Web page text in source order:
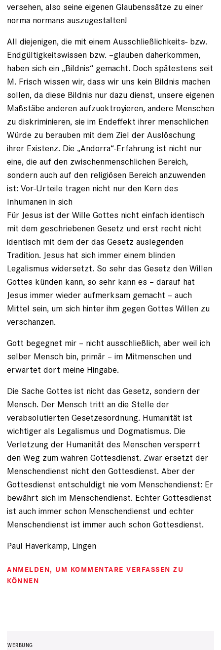
versehen, also seine eigenen Glaubenssätze zu einer
norma normans auszugestalten!
All diejenigen, die mit einem Ausschließlichkeits- bzw.
Endgültigkeitswissen bzw. –glauben daherkommen,
haben sich ein „Bildnis“ gemacht. Doch spätestens seit
M. Frisch wissen wir, dass wir uns kein Bildnis machen
sollen, da diese Bildnis nur dazu dienst, unsere eigenen
Maßstäbe anderen aufzuoktroyieren, andere Menschen
zu diskriminieren, sie im Endeffekt ihrer menschlichen
Würde zu berauben mit dem Ziel der Auslöschung
ihrer Existenz. Die „Andorra“-Erfahrung ist nicht nur
eine, die auf den zwischenmenschlichen Bereich,
sondern auch auf den religiösen Bereich anzuwenden
ist: Vor-Urteile tragen nicht nur den Kern des
Inhumanen in sich
Für Jesus ist der Wille Gottes nicht einfach identisch
mit dem geschriebenen Gesetz und erst recht nicht
identisch mit dem der das Gesetz auslegenden
Tradition. Jesus hat sich immer einem blinden
Legalismus widersetzt. So sehr das Gesetz den Willen
Gottes künden kann, so sehr kann es – darauf hat
Jesus immer wieder aufmerksam gemacht – auch
Mittel sein, um sich hinter ihm gegen Gottes Willen zu
verschanzen.
Gott begegnet mir – nicht ausschließlich, aber weil ich
selber Mensch bin, primär – im Mitmenschen und
erwartet dort meine Hingabe.
Die Sache Gottes ist nicht das Gesetz, sondern der
Mensch. Der Mensch tritt an die Stelle der
verabsolutierten Gesetzesordnung. Humanität ist
wichtiger als Legalismus und Dogmatismus. Die
Verletzung der Humanität des Menschen versperrt
den Weg zum wahren Gottesdienst. Zwar ersetzt der
Menschendienst nicht den Gottesdienst. Aber der
Gottesdienst entschuldigt nie vom Menschendienst: Er
bewährt sich im Menschendienst. Echter Gottesdienst
ist auch immer schon Menschendienst und echter
Menschendienst ist immer auch schon Gottesdienst.
Paul Haverkamp, Lingen
ANMELDEN, UM KOMMENTARE VERFASSEN ZU
KÖNNEN